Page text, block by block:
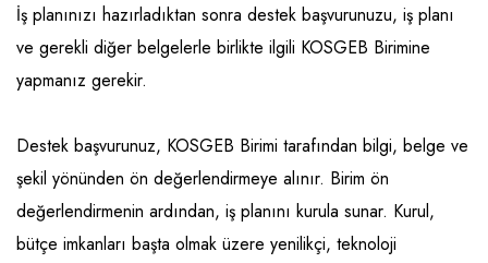
İş planınızı hazırladıktan sonra destek başvurunuzu, iş planı
ve gerekli diğer belgelerle birlikte ilgili KOSGEB Birimine
yapmanız gerekir.
Destek başvurunuz, KOSGEB Birimi tarafından bilgi, belge ve
şekil yönünden ön değerlendirmeye alınır. Birim ön
değerlendirmenin ardından, iş planını kurula sunar. Kurul,
bütçe imkanları başta olmak üzere yenilikçi, teknoloji